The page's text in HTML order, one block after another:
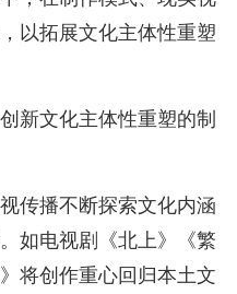
以拓展文化主体性重塑
新文化主体性重塑的制
传播不断探索文化内涵
如电视剧《北上》《繁
将创作重心回归本土文